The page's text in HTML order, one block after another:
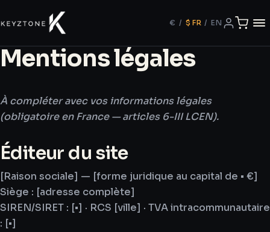
€ / $ FR / EN
Mentions légales
À compléter avec vos informations légales
(obligatoire en France — articles 6-III LCEN).
Éditeur du site
[Raison sociale] — [forme juridique au capital de • €]
Siège : [adresse complète]
SIREN/SIRET : [•] · RCS [ville] · TVA intracommunautaire
: [•]